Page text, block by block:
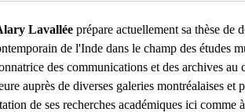
Lavallée prépare actuellement sa thèse de
de l'Inde dans le champ des études
des communications et des archives
auprès de diverses galeries montréalaises
de ses recherches académiques ici